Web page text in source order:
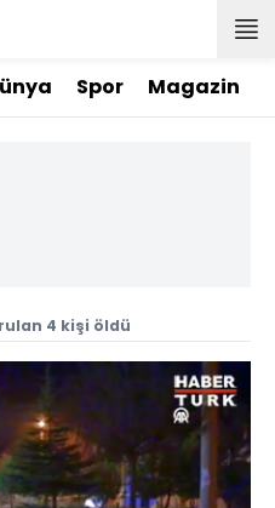
Spor Magazin
4 kişi öldü